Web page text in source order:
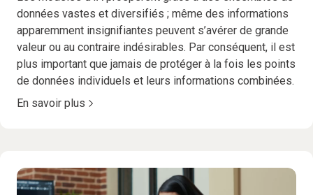
données vastes et diversifiés ; même des informations
apparemment insignifiantes peuvent s’avérer de grande
valeur ou au contraire indésirables. Par conséquent, il est
plus important que jamais de protéger à la fois les points
de données individuels et leurs informations combinées.
En savoir plus